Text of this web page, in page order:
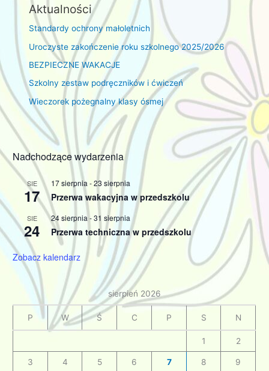
Aktualności
Standardy ochrony małoletnich
Uroczyste zakończenie roku szkolnego 2025/2026
BEZPIECZNE WAKACJE
Szkolny zestaw podręczników i ćwiczeń
Wieczorek pożegnalny klasy ósmej
Nadchodzące wydarzenia
SIE
17
17 sierpnia -23 sierpnia
Przerwa wakacyjna w przedszkolu
SIE
24
24 sierpnia -31 sierpnia
Przerwa techniczna w przedszkolu
Zobacz kalendarz
sierpień 2026
P W Ś C P S N
1 2
3 4 5 6 7 8 9